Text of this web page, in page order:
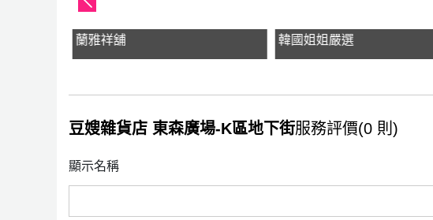
蘭雅祥舖 韓國姐姐嚴選
豆嫂雜貨店 東森廣場-K區地下街服務評價(0 則)
顯示名稱